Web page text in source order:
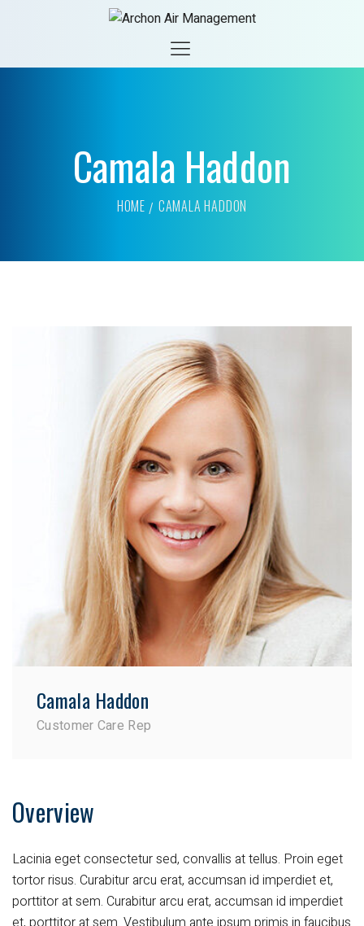
Camala Haddon
HOME CAMALA HADDON
Camala Haddon
Customer Care Rep
Overview
Lacinia eget consectetur sed, convallis at tellus. Proin eget
tortor risus. Curabitur arcu erat, accumsan id imperdiet et,
porttitor at sem. Curabitur arcu erat, accumsan id imperdiet